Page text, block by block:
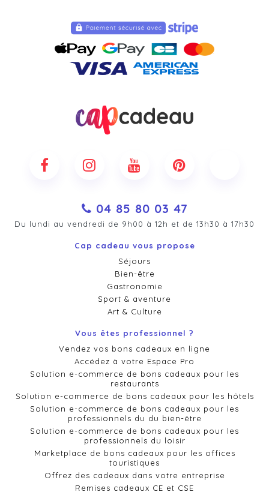
04 85 80 03 47
Du lundi au vendredi de 9h00 à 12h et de 13h30 à 17h30
Cap cadeau vous propose
Séjours
Bien-être
Gastronomie
Sport & aventure
Art & Culture
Vous êtes professionnel ?
Vendez vos bons cadeaux en ligne
Accédez à votre Espace Pro
Solution e-commerce de bons cadeaux pour les
restaurants
Solution e-commerce de bons cadeaux pour les hôtels
Solution e-commerce de bons cadeaux pour les
professionnels du du bien-être
Solution e-commerce de bons cadeaux pour les
professionnels du loisir
Marketplace de bons cadeaux pour les offices
touristiques
Offrez des cadeaux dans votre entreprise
Remises cadeaux CE et CSE